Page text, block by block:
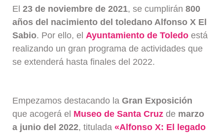
El23 de noviembre de 2021, se cumplirán800
años del nacimiento del toledano Alfonso X El
Sabio. Por ello, el Ayuntamiento de Toledo está
realizando un gran programa de actividades que
se extenderá hasta finales del 2022.
Empezamos destacando laGran Exposición
que acogerá el Museo de Santa Cruz de marzo
a junio del 2022, titulada«Alfonso X: El legado